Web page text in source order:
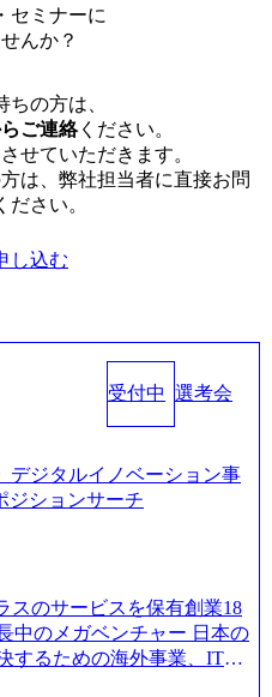
セミナーに
んか？
ちの方は、
ご連絡ください。
せていただきます。
は、弊社担当者に直接お問
ださい。
し込む
受付中 選考会
デジタルイノベーション事
ジションサーチ
スのサービスを保有創業18
中のメガベンチャー 日本の
するための海外事業、IT事